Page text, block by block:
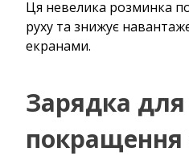
Ця невелика розминка
руху та знижує
екранами.
Зарядка